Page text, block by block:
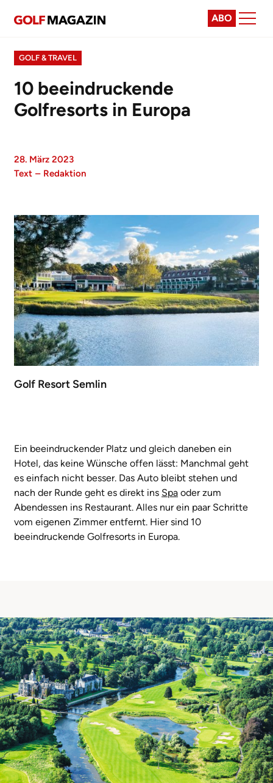
ABO
GOLF & TRAVEL
10 beeindruckende
Golfresorts in Europa
28. März 2023
Text – Redaktion
Golf Resort Semlin
Ein beeindruckender Platz und gleich daneben ein
Hotel, das keine Wünsche offen lässt: Manchmal geht
es einfach nicht besser. Das Auto bleibt stehen und
nach der Runde geht es direkt ins Spa oder zum
Abendessen ins Restaurant. Alles nur ein paar Schritte
vom eigenen Zimmer entfernt. Hier sind 10
beeindruckende Golfresorts in Europa.